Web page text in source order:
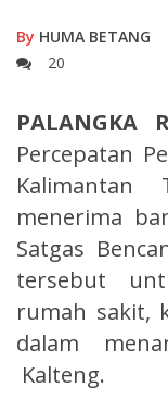
By HUMA BETANG
20
PALANGKA
Percepatan
Kalimantan
menerima
Satgas
tersebut
rumah sakit,
dalam
Kalteng.